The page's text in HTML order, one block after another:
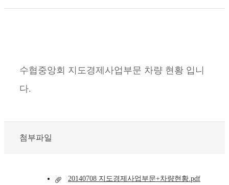
수협중앙회 지도경제사업부문 차량 현황 입니
다.
첨부파일
20140708 지도경제사업부문+차량현황.pdf